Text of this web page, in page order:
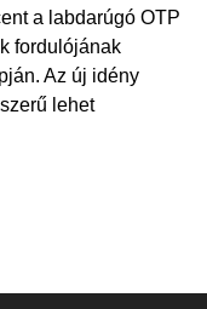
a labdarúgó OTP
fordulójának
Az új idény
lehet